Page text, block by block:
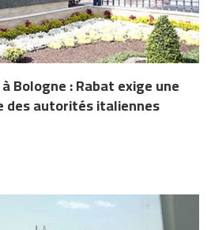
Bologne : Rabat exige une
des autorités italiennes